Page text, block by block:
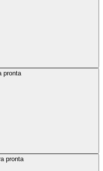
pronta
pronta